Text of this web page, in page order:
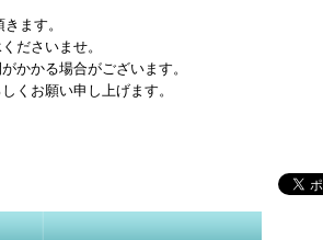
ます。
ださいませ。
かかる場合がございます。
くお願い申し上げます。